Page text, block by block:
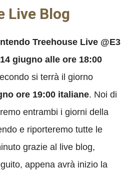
Live Blog
Treehouse Live @E3
giugno alle ore 18:00
si terrà il giorno
ore 19:00 italiane. Noi di
entrambi i giorni della
e riporteremo tutte le
grazie al live blog,
appena avrà inizio la